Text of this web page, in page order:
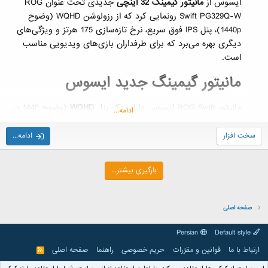
Swift PG329Q-W رونمایی کرد که از رزولوشن WQHD (وضوح
1440p)، پنل IPS فوق سریع، نرخ تازه‌سازی 175 هرتز و ویژگی‌های
دیگری بهره می‌برد که برای طرفداران بازی‌های ویدیویی مناسب
است.
مانیتور گیمینگ جدید ایسوس​
WQHD
2560 پیکسل) است که نسبت به نمایشگرهای فول اچ‌دی سنتی
(1920 در 1080 پیکسل)، 77 درصد
را ارائه می‌کند.
همچنین این مانیتور به لطف پشتیبانی از 98 درصد طیف رنگی
نسبت کنتراست
1000:1، تصاویری با رنگ‌های زنده ارائه
ادامه...
سخت افزار ادامه...
بارگیری بیشتر...
صفحه اصلی
Persian
ارتباط با ما
قوانین و مقرّرات حریم خصوصی راهنما صفحه اصلی
R
S
S